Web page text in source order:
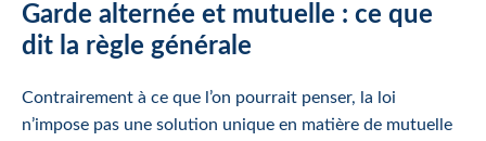
Garde alternée et mutuelle : ce que
dit la règle générale
Contrairement à ce que l’on pourrait penser, la loi
n’impose pas une solution unique en matière de mutuelle